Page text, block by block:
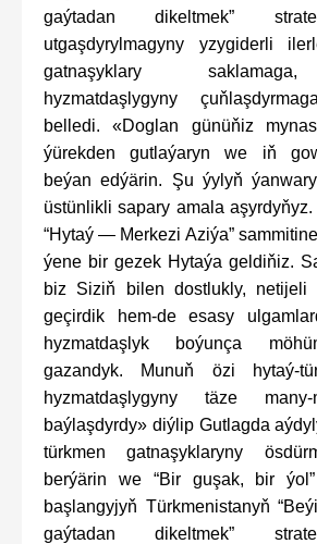
gaýtadan dikeltmek”
utgaşdyrylmagyny yzygiderli
gatnaşyklary
hyzmatdaşlygyny
belledi. «Doglan günüňiz
ýürekden gutlaýaryn we iň
beýan edýärin. Şu ýylyň
üstünlikli sapary amala
“Hytaý — Merkezi Aziýa”
ýene bir gezek Hytaýa geldiňiz.
biz Siziň bilen dostlukly, netijeli
geçirdik hem-de esasy
hyzmatdaşlyk boýunça
gazandyk. Munuň özi hytaý-
hyzmatdaşlygyny täze
baýlaşdyrdy» diýlip Gutlagda
türkmen gatnaşyklaryny
berýärin we “Bir guşak, bir
başlangyjyň Türkmenistanyň
gaýtadan dikeltmek”